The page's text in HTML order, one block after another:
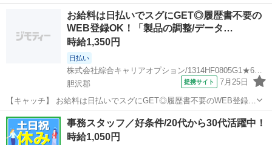
ナタのスキル活かしませんか？】程よい残業でお小遣い稼ぎ♪ヘアカラ
験でも出来る仕事ない...
一般事務
お給料は日払いでスグにGET◎履歴書不要の
WEB登録OK！「製品の調整/データ…
時給1,350円
日払い
株式会社綜合キャリアオプション/1314HF0805G1★68-N
胆沢郡
提携サイト 7月25日
【キャッチ】 お給料は日払いでスグにGET◎履歴書不要のWEB登録
OK！「製品の調整/データ入力」高時給1350円！六原周辺！20代～40
代のスタッフが多数活躍中★ 【コメント】 製造のお仕事をお探しにお
ススメ♪ 「未経...
岩手 胆沢郡 一般事務
事務スタッフ／好条件/20代から30代活躍中！
時給1,050円